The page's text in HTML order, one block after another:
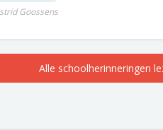
Goossens
Alle schoolherinneringen